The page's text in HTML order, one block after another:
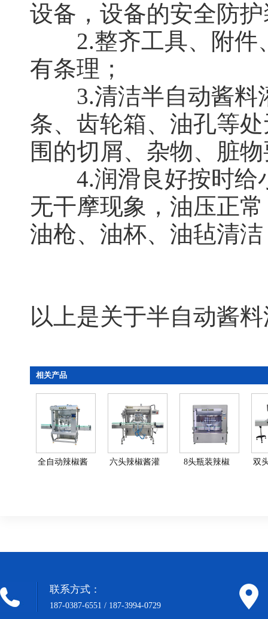
设备，设备的安全防
2.整齐工具、附件
有条理；
3.清洁半自动酱料
条、齿轮箱、油孔等
围的切屑、杂物、脏
4.润滑良好按时给
无干摩现象，油压正
油枪、油杯、油毡清
以上是关于半自动酱
相关产品
全自动辣椒酱
六头辣椒酱灌
8头瓶装辣椒
双
联系方式：
187-0387-6551 / 187-3994-0729